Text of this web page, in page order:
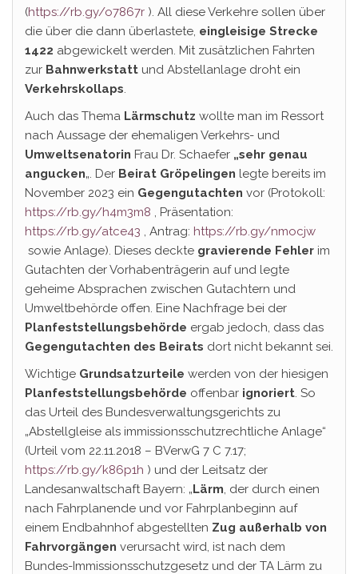
(https://rb.gy/o7867r ). All diese Verkehre sollen über
die über die dann überlastete, eingleisige Strecke
1422 abgewickelt werden. Mit zusätzlichen Fahrten
zur Bahnwerkstatt und Abstellanlage droht ein
Verkehrskollaps.
Auch das Thema Lärmschutz wollte man im Ressort
nach Aussage der ehemaligen Verkehrs- und
Umweltsenatorin Frau Dr. Schaefer „sehr genau
angucken„. Der Beirat Gröpelingen legte bereits im
November 2023 ein Gegengutachten vor (Protokoll:
https://rb.gy/h4m3m8 , Präsentation:
https://rb.gy/atce43 , Antrag: https://rb.gy/nmocjw
sowie Anlage). Dieses deckte gravierende Fehler im
Gutachten der Vorhabenträgerin auf und legte
geheime Absprachen zwischen Gutachtern und
Umweltbehörde offen. Eine Nachfrage bei der
Planfeststellungsbehörde ergab jedoch, dass das
Gegengutachten des Beirats dort nicht bekannt sei.
Wichtige Grundsatzurteile werden von der hiesigen
Planfeststellungsbehörde offenbar ignoriert. So
das Urteil des Bundesverwaltungsgerichts zu
„Abstellgleise als immissionsschutzrechtliche Anlage“
(Urteil vom 22.11.2018 – BVerwG 7 C 7.17;
https://rb.gy/k86p1h ) und der Leitsatz der
Landesanwaltschaft Bayern: „Lärm, der durch einen
nach Fahrplanende und vor Fahrplanbeginn auf
einem Endbahnhof abgestellten Zug außerhalb von
Fahrvorgängen verursacht wird, ist nach dem
Bundes-Immissionsschutzgesetz und der TA Lärm zu